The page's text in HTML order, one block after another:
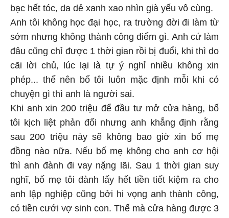
bạc hết tóc, da dẻ xanh xao nhìn già yếu vô cùng.
Anh tôi không học đại học, ra trường đời đi làm từ
sớm nhưng không thành công điểm gì. Anh cứ làm
đâu cũng chỉ được 1 thời gian rồi bị đuổi, khi thì do
cãi lời chủ, lúc lại là tự ý nghỉ nhiều không xin
phép... thế nên bố tôi luôn mặc định mỗi khi có
chuyện gì thì anh là người sai.
Khi anh xin 200 triệu để đầu tư mở cửa hàng, bố
tôi kịch liệt phản đối nhưng anh khẳng định rằng
sau 200 triệu này sẽ không bao giờ xin bố mẹ
đồng nào nữa. Nếu bố mẹ không cho anh cơ hội
thì anh đành đi vay nặng lãi. Sau 1 thời gian suy
nghĩ, bố mẹ tôi đành lấy hết tiền tiết kiệm ra cho
anh lập nghiệp cũng bởi hi vọng anh thành công,
có tiền cưới vợ sinh con. Thế mà cửa hàng được 3